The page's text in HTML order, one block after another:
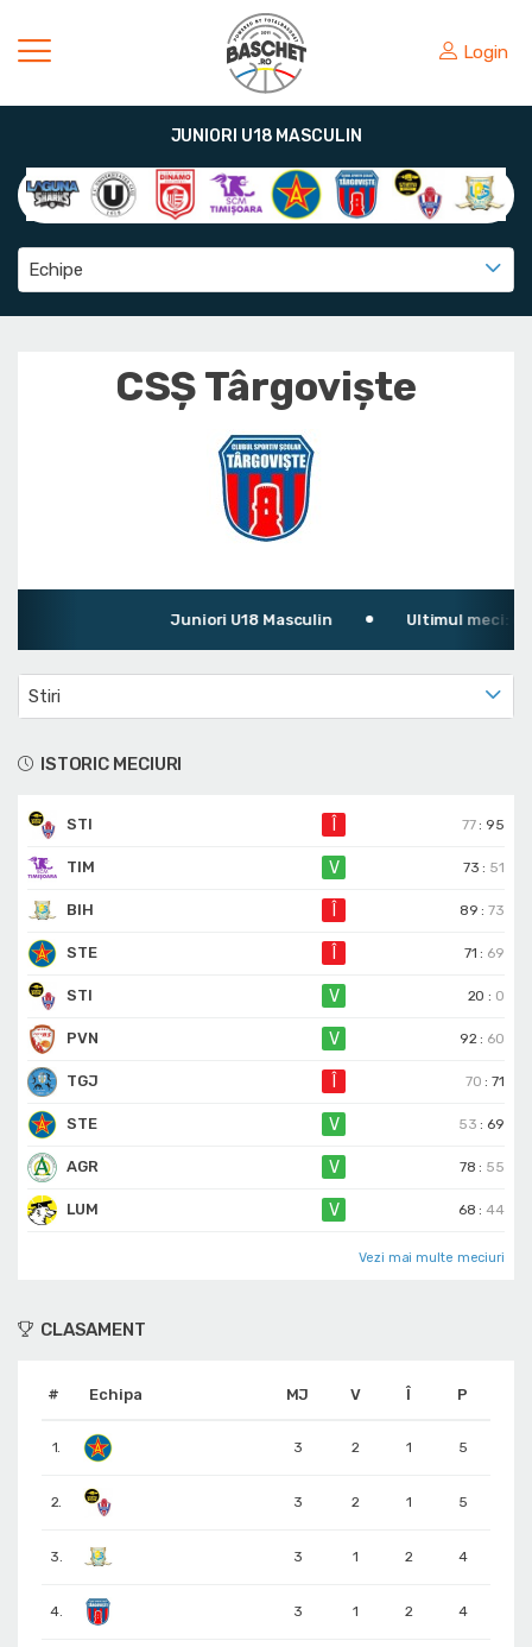
Login
JUNIORI U18 MASCULIN
Echipe
CSȘ Târgoviște
Juniori U18 Masculin Ultimul meci:
Stiri
ISTORIC MECIURI
STI 77 : 95
TIM V 73 : 51
BIH 89 :73
STE 71 : 69
STI V 20 : 0
PVN V 92 : 60
TGJ 70 :71
STE V 53 : 69
AGR V 78 : 55
LUM V 68 :44
Vezi mai multe meciuri
CLASAMENT
# Echipa MJ V Î P
1. 3 2 1 5
2. 3 2 1 5
3. 3 1 2 4
4. 3 1 2 4